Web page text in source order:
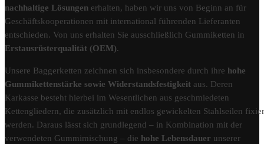
nachhaltige Lösungen erhalten, haben wir uns von Beginn an für
Geschäftskooperationen mit international führenden Lieferanten
entschieden. Von uns erhalten Sie ausschließlich Gummiketten in
Erstausrüsterqualität (OEM).
Unsere Baggerketten zeichnen sich insbesondere durch ihre hohe
Gummikettenstärke sowie Widerstandsfestigkeit aus. Deren
Karkasse besteht hierbei im Wesentlichen aus geschmiedeten
Kettengliedern, die zusätzlich mit endlos gewickelten Stahlseilen
werden. Daraus lässt sich grundlegend – in Kombination mit der
verwendeten Gummimischung – die hohe Lebensdauer unserer